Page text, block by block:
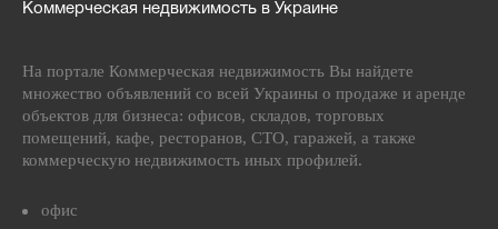
Коммерческая недвижимость в Украине
На портале Коммерческая недвижимость Вы найдете
множество объявлений со всей Украины о продаже и аренде
объектов для бизнеса: офисов, складов, торговых
помещений, кафе, ресторанов, СТО, гаражей, а также
коммерческую недвижимость иных профилей.
офис